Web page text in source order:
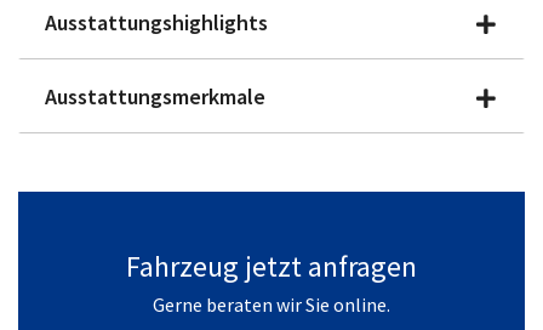
Ausstattungshighlights
Ausstattungsmerkmale
Fahrzeug jetzt anfragen
Gerne beraten wir Sie online.